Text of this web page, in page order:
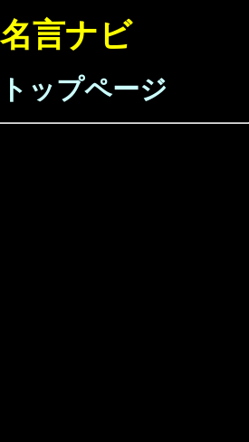
名言ナビ
ップページ